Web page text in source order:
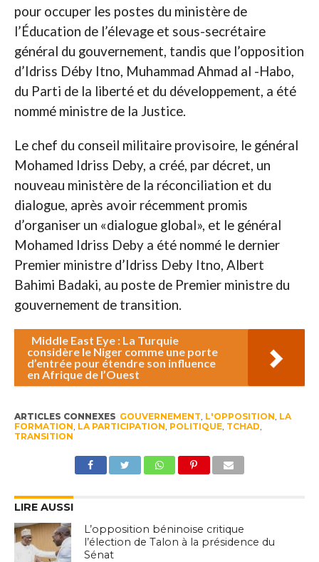
pour occuper les postes du ministère de
l’Éducation de l’élevage et sous-secrétaire
général du gouvernement, tandis que l’opposition
d’Idriss Déby Itno, Muhammad Ahmad al -Habo,
du Parti de la liberté et du développement, a été
nommé ministre de la Justice.
Le chef du conseil militaire provisoire, le général
Mohamed Idriss Deby, a créé, par décret, un
nouveau ministère de la réconciliation et du
dialogue, après avoir récemment promis
d’organiser un «dialogue global», et le général
Mohamed Idriss Deby a été nommé le dernier
Premier ministre d’Idriss Deby Itno, Albert
Bahimi Badaki, au poste de Premier ministre du
gouvernement de transition.
Middle East Eye : La Turquie
considère le Niger comme une porte
d’entrée pour étendre son influence
en Afrique de l’Ouest
ARTICLES CONNEXES GOUVERNEMENT L'OPPOSITION LA
FORMATION LA PARTICIPATION POLITIQUE, TCHAD
TRANSITION
LIRE AUSSI
L’opposition béninoise critique
l’élection de Talon à la présidence du
Sénat